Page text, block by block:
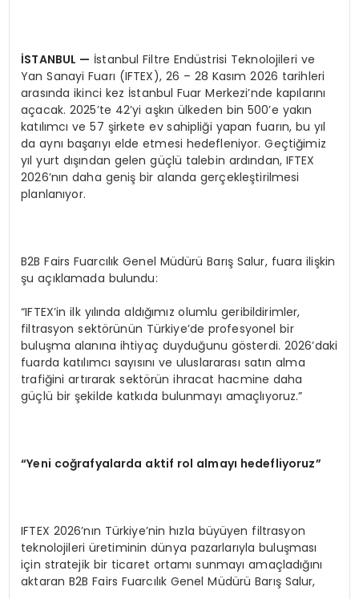
İSTANBUL — İstanbul Filtre Endüstrisi Teknolojileri ve
Yan Sanayi Fuarı (IFTEX), 26 – 28 Kasım 2026 tarihleri
arasında ikinci kez İstanbul Fuar Merkezi’nde kapılarını
açacak. 2025’te 42’yi aşkın ülkeden bin 500’e yakın
katılımcı ve 57 şirkete ev sahipliği yapan fuarın, bu yıl
da aynı başarıyı elde etmesi hedefleniyor. Geçtiğimiz
yıl yurt dışından gelen güçlü talebin ardından, IFTEX
2026’nın daha geniş bir alanda gerçekleştirilmesi
planlanıyor.
B2B Fairs Fuarcılık Genel Müdürü Barış Salur, fuara ilişkin
şu açıklamada bulundu:
“IFTEX’in ilk yılında aldığımız olumlu geribildirimler,
filtrasyon sektörünün Türkiye’de profesyonel bir
buluşma alanına ihtiyaç duyduğunu gösterdi. 2026’daki
fuarda katılımcı sayısını ve uluslararası satın alma
trafiğini artırarak sektörün ihracat hacmine daha
güçlü bir şekilde katkıda bulunmayı amaçlıyoruz.”
“Yeni coğrafyalarda aktif rol almayı hedefliyoruz”
IFTEX 2026’nın Türkiye’nin hızla büyüyen filtrasyon
teknolojileri üretiminin dünya pazarlarıyla buluşması
için stratejik bir ticaret ortamı sunmayı amaçladığını
aktaran B2B Fairs Fuarcılık Genel Müdürü Barış Salur,